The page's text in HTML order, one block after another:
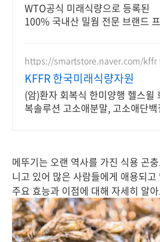
WTO공식 미래식량으로 등록된
100% 국내산 밀웜 전문 브랜드
https://smartstore.naver.com/kffr
KFFR 한국미래식량자원
(암)환자 회복식 한미양행 헬스윌
복솔루션 고소애분말, 고소애단백
메뚜기는 오랜 역사를 가진 식용 곤
니고 있어 많은 사람들에게 애용되
주요 효능과 이점에 대해 자세히 알